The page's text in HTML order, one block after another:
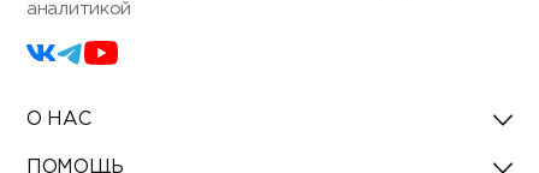
аналитикой
О НАС
ПОМОЩЬ